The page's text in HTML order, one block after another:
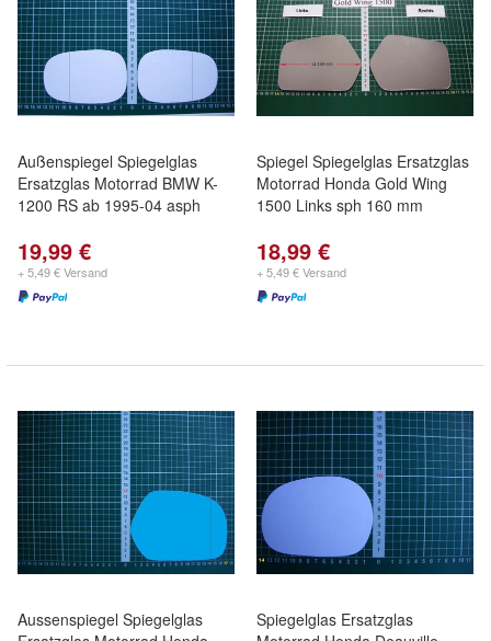
Außenspiegel Spiegelglas
Ersatzglas Motorrad BMW K-
1200 RS ab 1995-04 asph
19,99 €
+ 5,49 € Versand
Spiegel Spiegelglas Ersatzglas
Motorrad Honda Gold Wing
1500 Links sph 160 mm
18,99 €
+ 5,49 € Versand
Aussenspiegel Spiegelglas
Spiegelglas Ersatzglas